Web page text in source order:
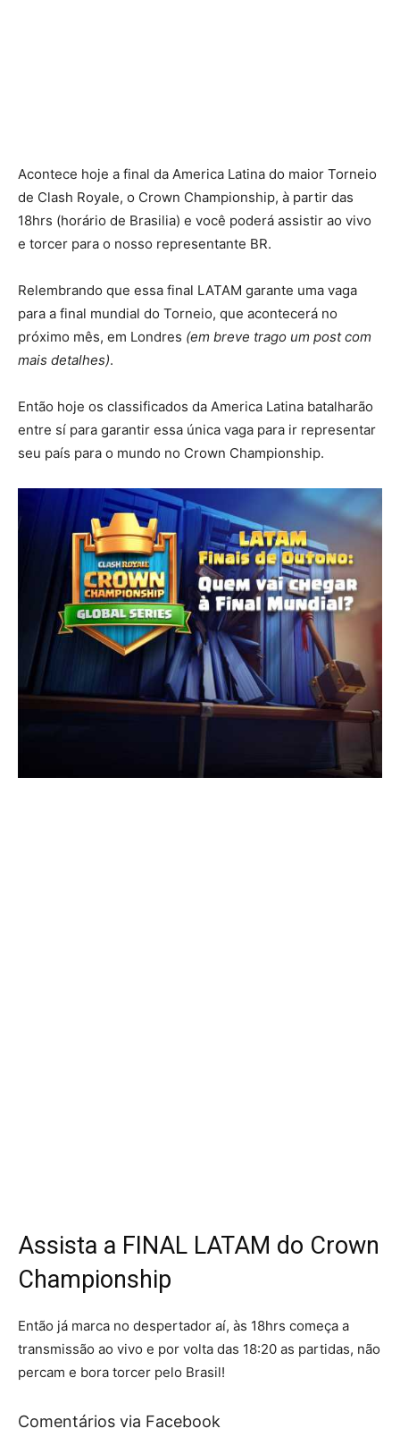
Acontece hoje a final da America Latina do maior Torneio
de Clash Royale, o Crown Championship, à partir das
18hrs (horário de Brasilia) e você poderá assistir ao vivo
e torcer para o nosso representante BR.
Relembrando que essa final LATAM garante uma vaga
para a final mundial do Torneio, que acontecerá no
próximo mês, em Londres (em breve trago um post com
mais detalhes).
Então hoje os classificados da America Latina batalharão
entre sí para garantir essa única vaga para ir representar
seu país para o mundo no Crown Championship.
Assista a FINAL LATAM do Crown
Championship
Então já marca no despertador aí, às 18hrs começa a
transmissão ao vivo e por volta das 18:20 as partidas, não
percam e bora torcer pelo Brasil!
Comentários via Facebook